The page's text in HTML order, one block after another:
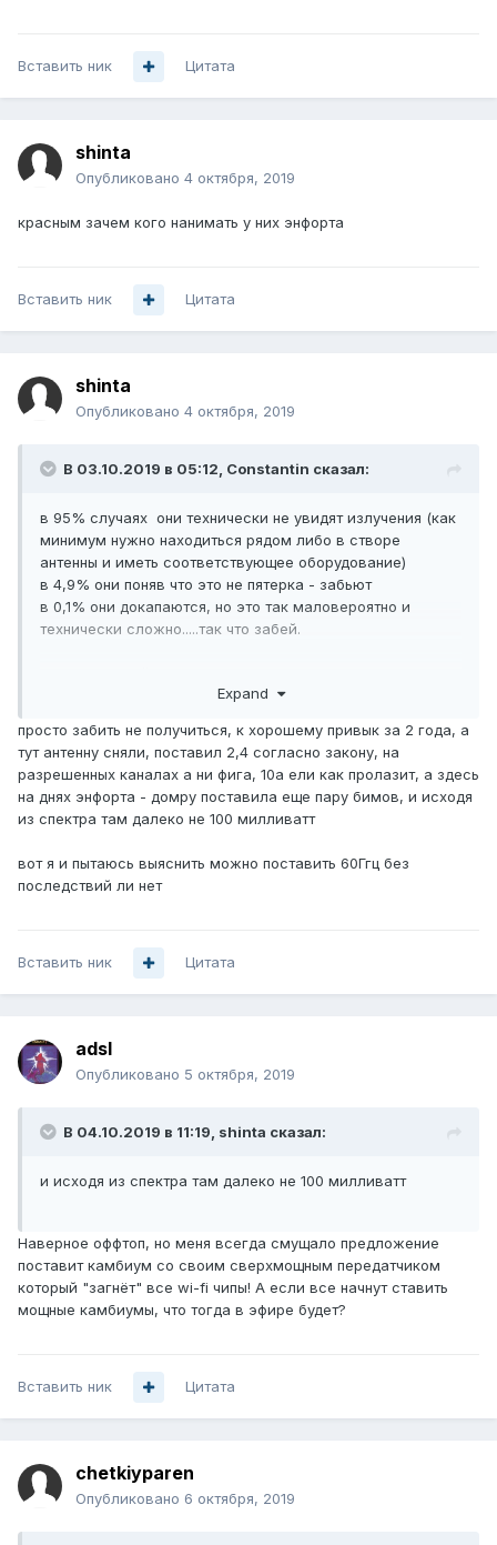
Вставить ник Цитата
shinta
Опубликовано 4 октября, 2019
красным зачем кого нанимать у них энфорта
Вставить ник Цитата
shinta
Опубликовано 4 октября, 2019
В 03.10.2019 в 05:12, Constantin сказал:
в 95% случаях они технически не увидят излучения (как
минимум нужно находиться рядом либо в створе
антенны и иметь соответствующее оборудование)
в 4,9% они поняв что это не пятерка - забьют
в 0,1% они докапаются, но это так маловероятно и
технически сложно.....так что забей.
заявить что это 60Ггц и она выключена ты типа ждешь
Expand
просто забить не получиться, к хорошему привык за 2 года, а
тут антенну сняли, поставил 2,4 согласно закону, на
разрешенных каналах а ни фига, 10а ели как пролазит, а здесь
на днях энфорта - домру поставила еще пару бимов, и исходя
из спектра там далеко не 100 милливатт
вот я и пытаюсь выяснить можно поставить 60Ггц без
последствий ли нет
Вставить ник Цитата
adsl
Опубликовано 5 октября, 2019
В 04.10.2019 в 11:19, shinta сказал:
и исходя из спектра там далеко не 100 милливатт
Наверное оффтоп, но меня всегда смущало предложение
поставит камбиум со своим сверхмощным передатчиком
который "загнёт" все wi-fi чипы! А если все начнут ставить
мощные камбиумы, что тогда в эфире будет?
Вставить ник Цитата
chetkiyparen
Опубликовано 6 октября, 2019